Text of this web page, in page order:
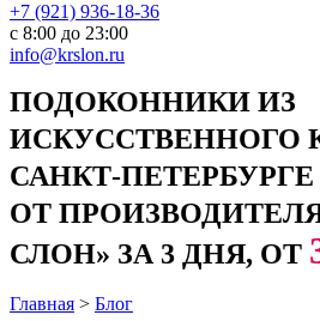
+7 (921) 936-18-36
с 8:00 до 23:00
info@krslon.ru
ПОДОКОННИКИ ИЗ
ИСКУССТВЕННОГО
САНКТ-ПЕТЕРБУРГЕ
ОТ
СЛОН» ЗА 3 ДНЯ, ОТ
Главная > Блог